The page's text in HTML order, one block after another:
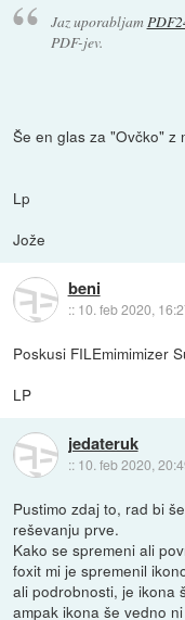
Jaz uporabljam
PDF-jev.
Še en glas za "Ovčko" z
Lp
Jože
beni
:: 10. feb 2020,
Poskusi FILEmimimizer
LP
jedateruk
:: 10. feb 2020,
Pustimo zdaj to, rad bi
reševanju prve.
Kako se spremeni ali
foxit mi je spremenil
ali podrobnosti, je ikona
ampak ikona še vedno